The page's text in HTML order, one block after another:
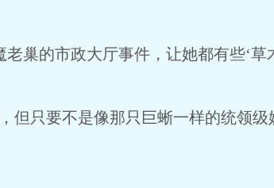
巢的市政大厅事件，让她都有些‘草
但只要不是像那只巨蜥一样的统领级